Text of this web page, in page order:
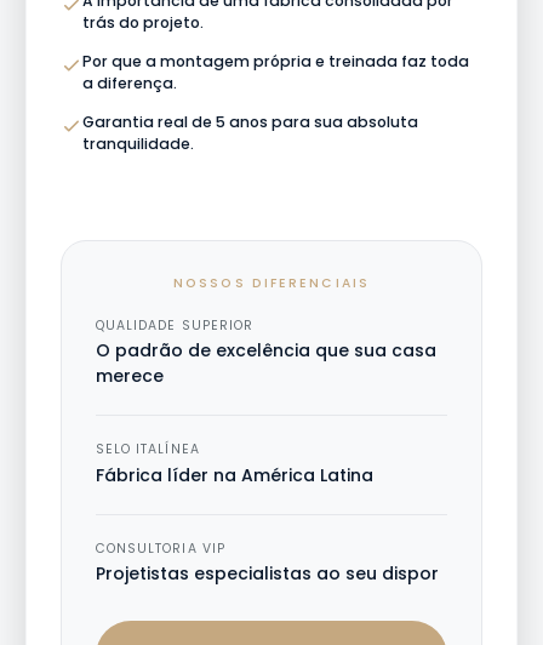
trás do projeto.
Por que a montagem própria e treinada faz toda
a diferença.
Garantia real de 5 anos para sua absoluta
tranquilidade.
NOSSOS DIFERENCIAIS
QUALIDADE SUPERIOR
O padrão de excelência que sua casa
merece
SELO ITALÍNEA
Fábrica líder na América Latina
CONSULTORIA VIP
Projetistas especialistas ao seu dispor